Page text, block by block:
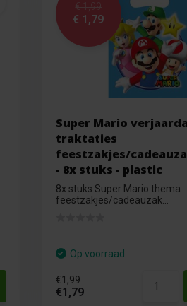
€ 1,99
€ 1,79
Super Mario
traktaties
feestzakjes/
- 8x stuks - plastic
8x stuks Super Mario thema
feestzakjes/cadeauzak...
Op voorraad
€1,99
€1,79